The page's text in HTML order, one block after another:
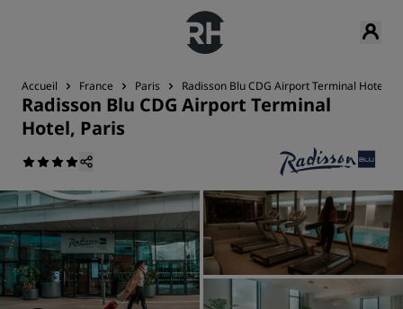
Accueil France Paris Radisson Blu CDG Airport Terminal Hotel,
Radisson Blu CDG Airport Terminal
Hotel, Paris